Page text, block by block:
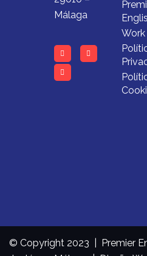
Málaga
© Copyright 2023 | Premier